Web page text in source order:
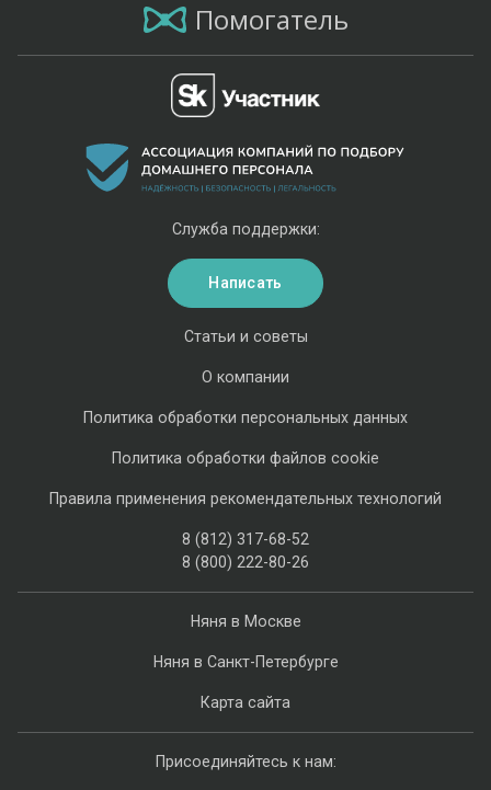
Помогатель
Няня в Москве
Няня в Санкт-Петербурге
Карта сайта
Статьи и советы
О компании
Политика обработки персональных данных
Политика обработки файлов cookie
Правила применения рекомендательных технологий
8 (812) 317-68-52
8 (800) 222-80-26
Служба поддержки:
Написать
Присоединяйтесь к нам: